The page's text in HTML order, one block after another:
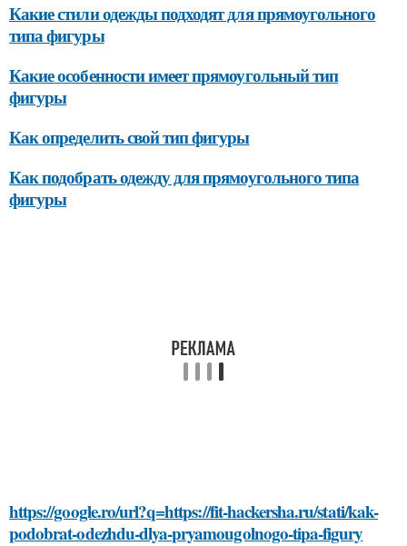
Какие стили одежды подходят для прямоугольного
типа фигуры
Какие особенности имеет прямоугольный тип
фигуры
Как определить свой тип фигуры
Как подобрать одежду для прямоугольного типа
фигуры
https://google.ro/url?q=https://fit-hackersha.ru/stati/kak-
podobrat-odezhdu-dlya-pryamougolnogo-tipa-figury